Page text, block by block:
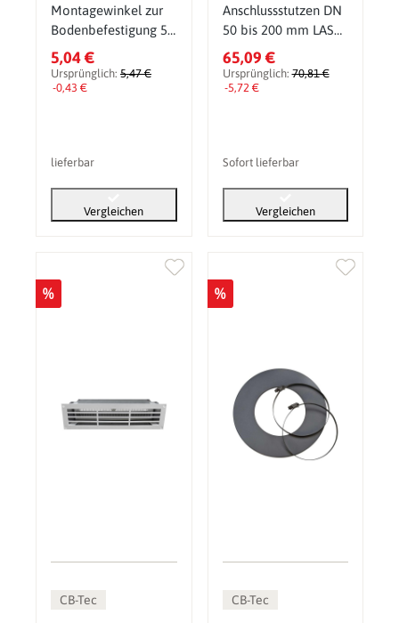
Montagewinkel zur
Bodenbefestigung 50
mm
5,04 €
Ursprünglich: 5,47 €
-0,43 €
lieferbar
Vergleichen
Anschlussstutzen DN
50 bis 200 mm LAS
Ringspalt
65,09 €
Ursprünglich:70,81 €
-5,72 €
Sofort lieferbar
Vergleichen
%
CB-Tec
%
CB-Tec